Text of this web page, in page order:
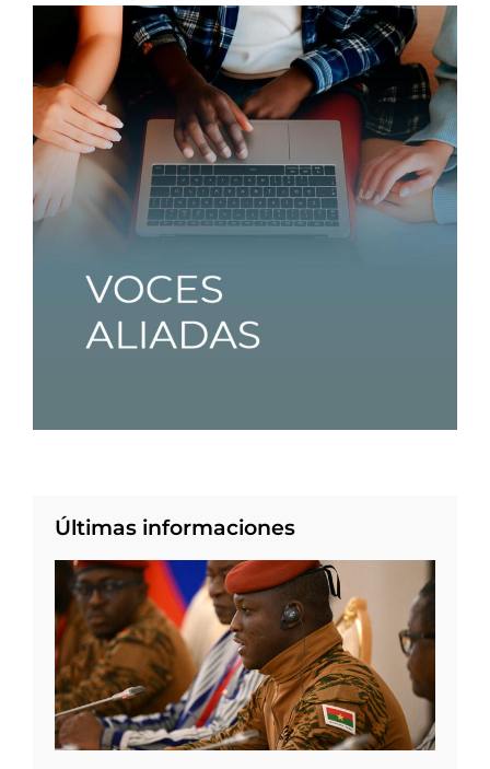
Últimas informaciones